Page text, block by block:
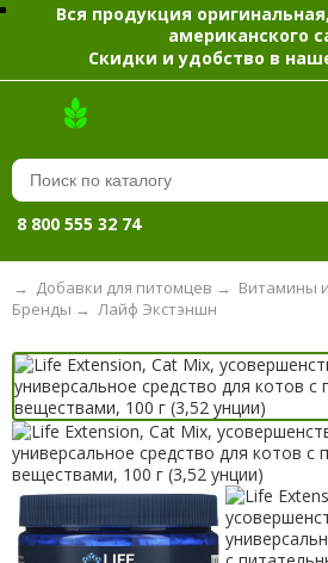
Вся продукция
американского
Скидки и удобство в
8 800 555 32 74
→ Добавки для питомцев → Витамины
Лайф Экстэншн
Бренды →